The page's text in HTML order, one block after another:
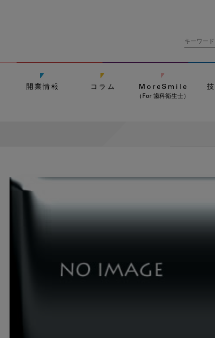
開業情報 コラム MoreSmile
（For 歯科衛生士）